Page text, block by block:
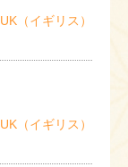
UK（イギリス）
UK（イギリス）